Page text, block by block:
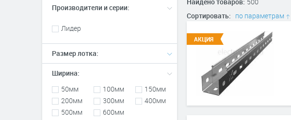
Производители и серии:
Лидер
Размер лотка:
Ширина:
50мм
100мм
150мм
200мм
300мм
400мм
500мм
600мм
Сортировать: по параметрам
АКЦИЯ